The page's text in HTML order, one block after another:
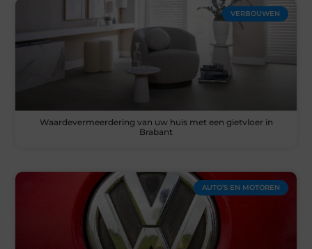
VERBOUWEN
Waardevermeerdering van uw huis met een gietvloer in
Brabant
AUTO’S EN MOTOREN